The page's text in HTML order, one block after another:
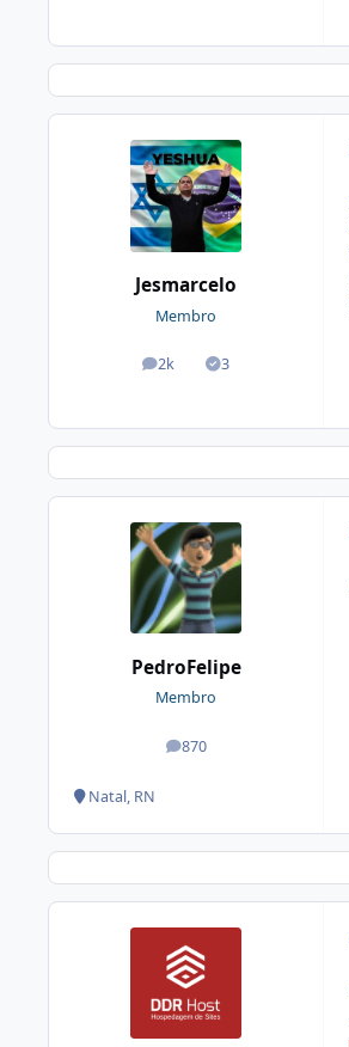
Jesmarcelo
Membro
2k
posts 3
Soluções
PedroFelipe
Membro
870
posts
Natal, RN